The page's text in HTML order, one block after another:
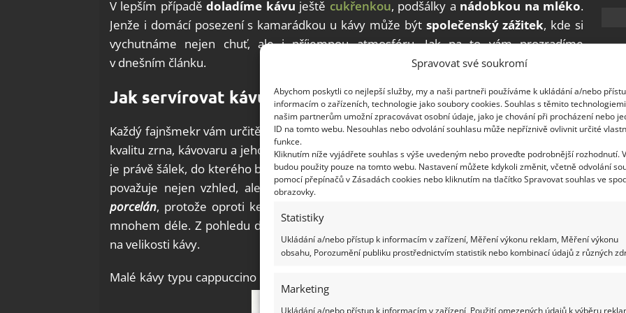
Spravovat své soukromí
Abychom poskytli co nejlepší služby, my a naši partneři používáme k ukládání a/nebo
informacím o zařízeních, technologie jako soubory cookies. Souhlas s těmito
našim partnerům umožní zpracovávat osobní údaje, jako je chování při procházení nebo
ID na tomto webu. Nesouhlas nebo odvolání souhlasu může nepříznivě ovlivnit určité
funkce.
Kliknutím níže vyjádřete souhlas s výše uvedeným nebo proveďte podrobnější rozhodnutí.
budou použity pouze na tomto webu. Nastavení můžete kdykoli změnit, včetně odvolání
pomocí přepínačů v Zásadách cookies nebo kliknutím na tlačítko Spravovat souhlas ve
obrazovky.
Statistiky
Ukládání a/nebo přístup k informacím v zařízení, Měření výkonu reklam, Měření výkonu
obsahu, Porozumění publiku prostřednictvím statistik nebo kombinací údajů z různých
Marketing
Ukládání a/nebo přístup k informacím v zařízení, Použití omezených údajů k výběru
V lepším případědoladíme kávu ještě cukřenkou, podšálky a nádobkou na mléko.
Jenže i domácí posezení s kamarádkou u kávy může býtspolečenský zážitek, kde si
vychutnáme nejen chuť, ale i příjemnou atmosféru. Jak na to vám prozradíme
v dnešním článku.
Jak servírovat kávu
Každý fajnšmekr vám určitě potvrdí, že upřípravy lahodné kávynehledíme pouze na
kvalitu zrna, kávovaru a jeho nastavení. Důležitým, a také často opomíjeným aspektem
je právě šálek, do kterého budeme kávu servírovat. Za důležité vlastnosti se bezesporu
považuje nejen vzhled, ale i tvar, materiál a jeho velikost.Výborným materiálem je
porcelán, protože oproti keramice pohlcuje teplo rychleji a rovněž jej dokáže udržet
mnohem déle. Z pohledu designu lze nabídnout také
na velikosti kávy.
Malé kávy typu cappuccino či espresso se servírují do